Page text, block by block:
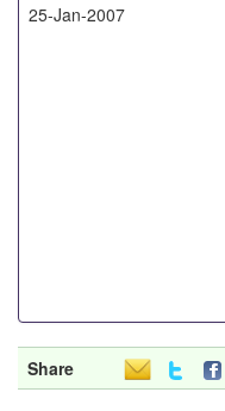
25-Jan-2007
Share